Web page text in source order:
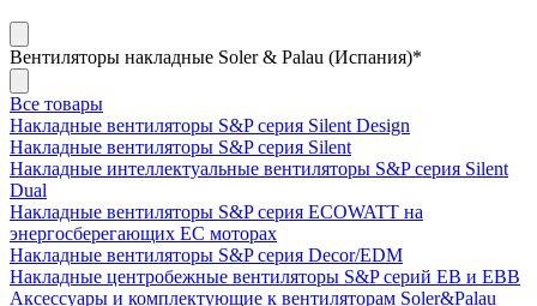
Вентиляторы накладные Soler & Palau (Испания)*
Все товары
Накладные вентиляторы S&P серия Silent Design
Накладные вентиляторы S&P серия Silent
Накладные интеллектуальные вентиляторы S&P серия Silent
Dual
Накладные вентиляторы S&P серия ECOWATT на
энергосберегающих ЕС моторах
Накладные вентиляторы S&P серия Decor/EDM
Накладные центробежные вентиляторы S&P серий EB и EBB
Аксессуары и комплектующие к вентиляторам Soler&Palau